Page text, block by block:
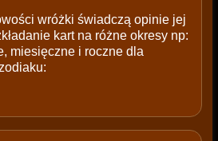
wróżki świadczą opinie jej
kart na różne okresy np:
miesięczne i roczne dla